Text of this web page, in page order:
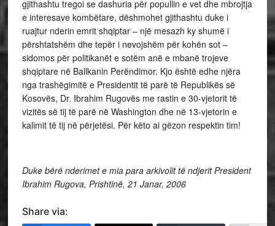
gjithashtu tregoi se dashuria për popullin e vet dhe mbrojtja
e interesave kombëtare, dëshmohet gjithashtu duke i
ruajtur nderin emrit shqiptar – një mesazh ky shumë i
përshtatshëm dhe tepër i nevojshëm për kohën sot –
sidomos për politikanët e sotëm anë e mbanë trojeve
shqiptare në Ballkanin Perëndimor. Kjo është edhe njëra
nga trashëgimitë e Presidentit të parë të Republikës së
Kosovës, Dr. Ibrahim Rugovës me rastin e 30-vjetorit të
vizitës së tij të parë në Washington dhe në 13-vjetorin e
kalimit të tij në përjetësi. Për këto ai gëzon respektin tim!
Duke bërë nderimet e mia para arkivolit të ndjerit President
Ibrahim Rugova, Prishtinë, 21 Janar, 2006
Share via: